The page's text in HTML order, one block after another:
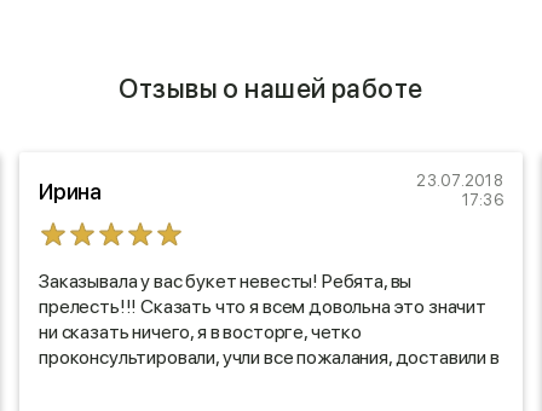
Отзывы о нашей работе
Ирина
23.07.2018
17:36
Заказывала у вас букет невесты! Ребята, вы
прелесть!!! Сказать что я всем довольна это значит
ни сказать ничего, я в восторге, четко
проконсультировали, учли все пожалания, доставили в